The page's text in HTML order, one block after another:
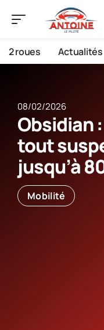
2 roues Actualités
08/02/2026
Obsidian
tout
jusqu’à
Mobilité